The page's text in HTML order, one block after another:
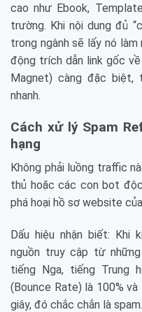
cao như Ebook,
trường. Khi nội dung đủ
trong ngành sẽ lấy nó
động trích dẫn link gốc
Magnet) càng đặc biệt,
nhanh.
Cách xử lý Spam
hạng
Không phải luồng traffic
thủ hoặc các con bot
phá hoại hồ sơ website
Dấu hiệu nhận biết: Khi
nguồn truy cập từ
tiếng Nga, tiếng Trung
(Bounce Rate) là 100%
giây, đó chắc chắn là spam.